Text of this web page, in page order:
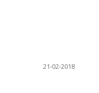
21-02-2018